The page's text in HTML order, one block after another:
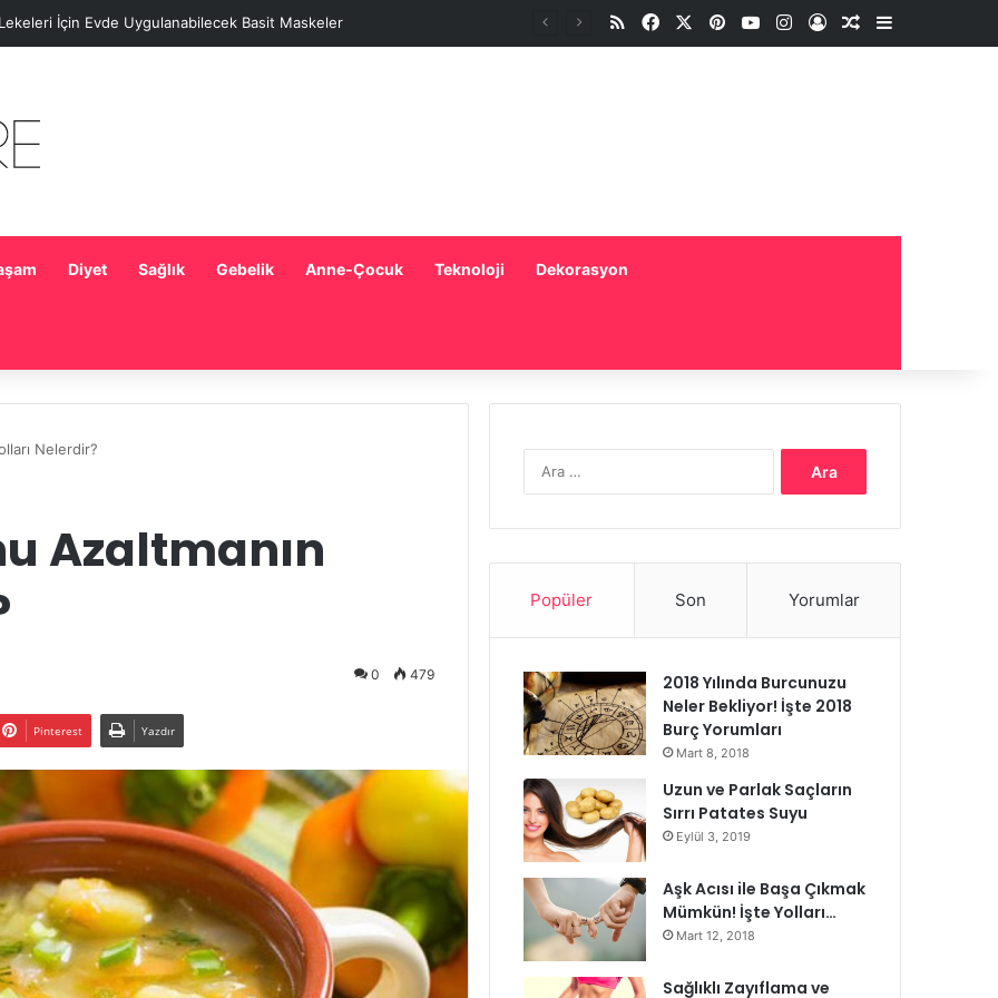
İçin Evde Uygulanabilecek Basit Maskeler RSSFacebookPinterestYouTubeInstagramOturum aç
Rastgele Makale
Kenar
Diyet Sağlık Gebelik Anne-Çocuk Teknoloji Dekorasyon
Nelerdir?
Azaltmanın
0 479
Pinterest Yazdır
Popüler Son Yorumlar
2018 Yılında Burcunuzu
Neler Bekliyor! İşte 2018
Burç Yorumları
Mart 8, 2018
Uzun ve Parlak Saçların
Sırrı Patates Suyu
Eylül 3, 2019
Aşk Acısı ile Başa Çıkmak
Mümkün! İşte Yolları…
Mart 12, 2018
Sağlıklı Zayıflama ve